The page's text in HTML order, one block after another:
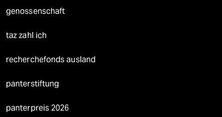
genossenschaft
taz zahl ich
recherchefonds ausland
panterstiftung
panterpreis 2026